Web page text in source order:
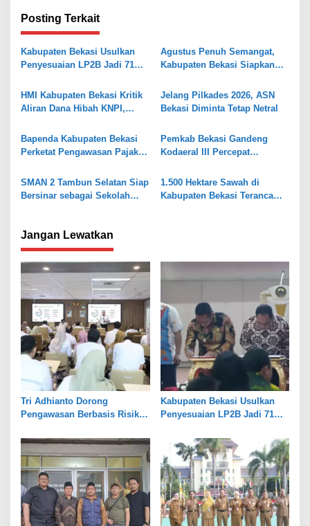
g
a
s
p
s
Posting Terkait
Kabupaten Bekasi Usulkan
Penyesuaian LP2B Jadi 71
Industri dan Pertanian
Agustus Penuh Semangat,
Kabupaten Bekasi Siapkan
Hari Besar
HMI Kabupaten Bekasi Kritik
Aliran Dana Hibah KNPI,
Jelang Pilkades 2026, ASN
Bekasi Diminta Tetap Netral
Bapenda Kabupaten Bekasi
Perketat Pengawasan Pajak
Pemkab Bekasi Gandeng
Kodaeral III Percepat
Pesisir
SMAN 2 Tambun Selatan Siap
Bersinar sebagai Sekolah
1.500 Hektare Sawah di
Kabupaten Bekasi Terancam
Jangan Lewatkan
Tri Adhianto Dorong
Pengawasan Berbasis Risiko,
Kelola
Kabupaten Bekasi Usulkan
Penyesuaian LP2B Jadi 71
Industri dan Pertanian